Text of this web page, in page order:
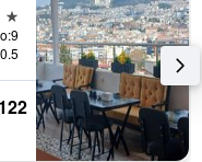
0.5 كيلومتر عن وسط المدينة
122 ﷼